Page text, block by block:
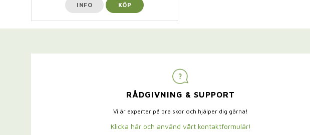
INFO KÖP
RÅDGIVNING & SUPPORT
Vi är experter på bra skor och hjälper dig gärna!
Klicka här och använd vårt kontaktformulär!